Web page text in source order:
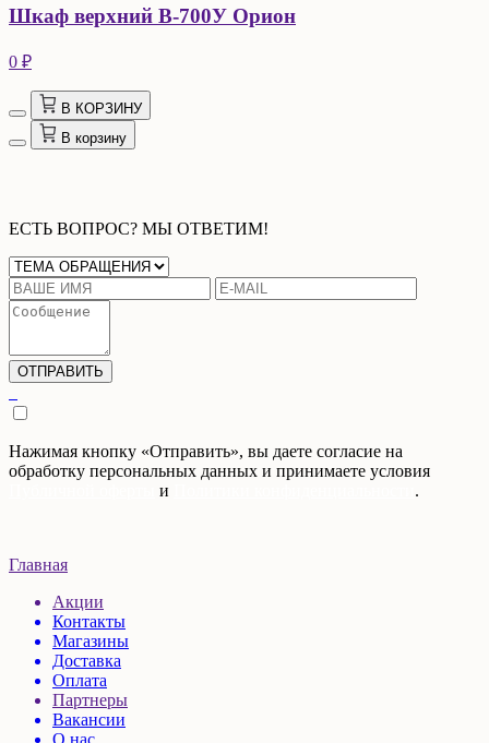
Шкаф верхний В-700У Орион
0 ₽
В КОРЗИНУ
В корзину
ЕСТЬ ВОПРОС? МЫ ОТВЕТИМ!
Нажимая кнопку «Отправить», вы даете согласие на
обработку персональных данных и принимаете условия
и .
Главная
Акции
Контакты
Магазины
Доставка
Оплата
Партнеры
Вакансии
О нас